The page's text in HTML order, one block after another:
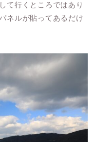
て行くところではあり
ネルが貼ってあるだけ